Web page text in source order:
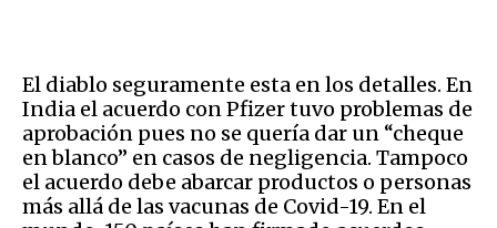
El diablo seguramente esta en los detalles. En
India el acuerdo con Pfizer tuvo problemas de
aprobación pues no se quería dar un “cheque
en blanco” en casos de negligencia. Tampoco
el acuerdo debe abarcar productos o personas
más allá de las vacunas de Covid-19. En el